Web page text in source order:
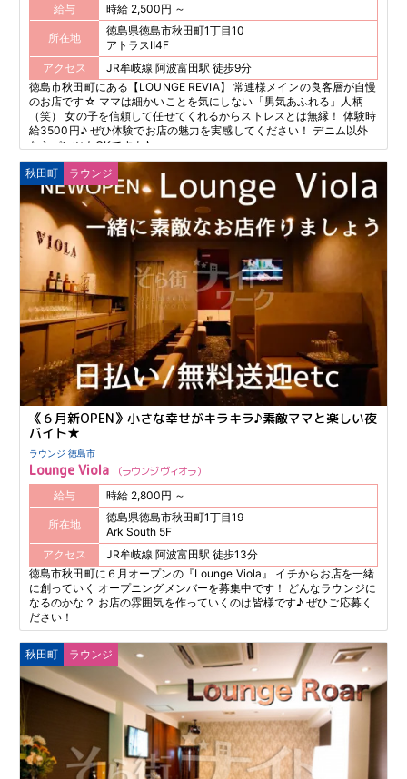
給与 時給 2,500円 ～
所在地
徳島県徳島市秋田町1丁目10
アトラスⅡ4F
アクセス
JR牟岐線 阿波富田駅 徒歩9分
徳島市秋田町にある【LOUNGE REVIA】 常連様メインの良客層が自慢
のお店です☆ ママは細かいことを気にしない「男気あふれる」人柄
（笑） 女の子を信頼して任せてくれるからストレスとは無縁！ 体験時
給3500円♪ ぜひ体験でお店の魅力を実感してください！ デニム以外
ならパンツもOKですよ♪
秋田町 ラウンジ
《６月新OPEN》小さな幸せがキラキラ♪素敵ママと楽しい夜
バイト★
ラウンジ 徳島市
Lounge Viola ラウンジ ヴィオラ
給与 時給 2,800円 ～
所在地
徳島県徳島市秋田町1丁目19
Ark South 5F
アクセス
JR牟岐線 阿波富田駅 徒歩13分
徳島市秋田町に６月オープンの『Lounge Viola』 イチからお店を一緒
に創っていく オープニングメンバーを募集中です！ どんなラウンジに
なるのかな？ お店の雰囲気を作っていくのは皆様です♪ ぜひご応募く
ださい！
秋田町 ラウンジ